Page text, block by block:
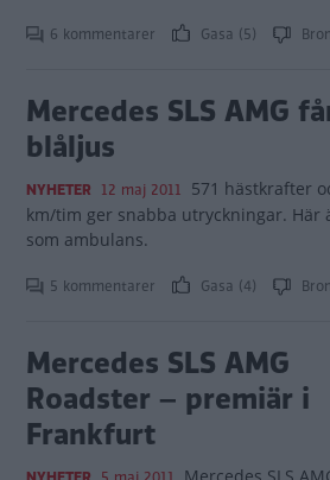
6 kommentarer Gasa (5)
Mercedes SLS AMG
blåljus
NYHETER 12 maj 2011 571 hästkrafter
km/tim ger snabba utryckningar. Här
som ambulans.
5 kommentarer Gasa (4)
Mercedes SLS AMG
Roadster – premiär i
Frankfurt